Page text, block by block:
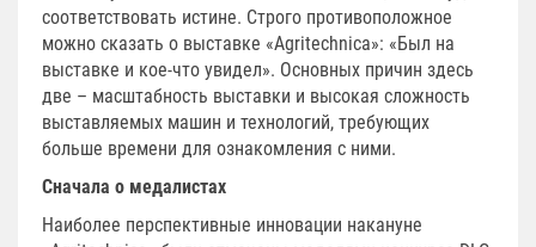
соответствовать истине. Строго противоположное
можно сказать о выставке «Agritechnica»: «Был на
выставке и кое-что увидел». Основных причин здесь
две – масштабность выставки и высокая сложность
выставляемых машин и технологий, требующих
больше времени для ознакомления с ними.
Сначала о медалистах
Наиболее перспективные инновации накануне